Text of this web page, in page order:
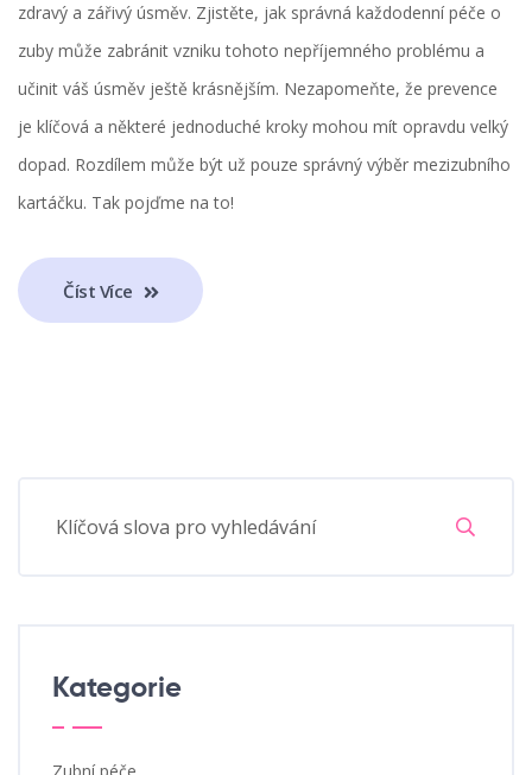
zdravý a zářivý úsměv. Zjistěte, jak správná každodenní péče o
zuby může zabránit vzniku tohoto nepříjemného problému a
učinit váš úsměv ještě krásnějším. Nezapomeňte, že prevence
je klíčová a některé jednoduché kroky mohou mít opravdu velký
dopad. Rozdílem může být už pouze správný výběr mezizubního
kartáčku. Tak pojďme na to!
Číst Více
Kategorie